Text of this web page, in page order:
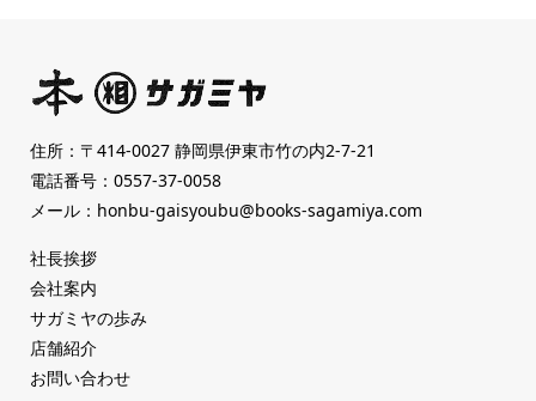
住所：〒414-0027 静岡県伊東市竹の内2-7-21
電話番号： 0557-37-0058
メール： honbu-gaisyoubu@books-sagamiya.com
社長挨拶
会社案内
サガミヤの歩み
店舗紹介
お問い合わせ